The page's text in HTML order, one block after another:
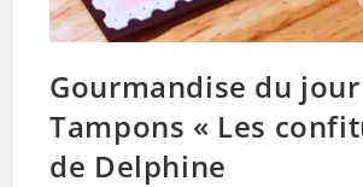
Gourmandise du
Tampons « Les
de Delphine